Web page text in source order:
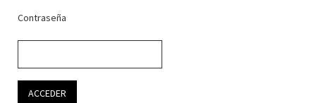
Contraseña